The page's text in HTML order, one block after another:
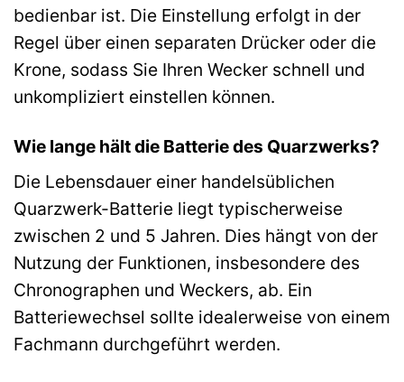
bedienbar ist. Die Einstellung erfolgt in der
Regel über einen separaten Drücker oder die
Krone, sodass Sie Ihren Wecker schnell und
unkompliziert einstellen können.
Wie lange hält die Batterie des Quarzwerks?
Die Lebensdauer einer handelsüblichen
Quarzwerk-Batterie liegt typischerweise
zwischen 2 und 5 Jahren. Dies hängt von der
Nutzung der Funktionen, insbesondere des
Chronographen und Weckers, ab. Ein
Batteriewechsel sollte idealerweise von einem
Fachmann durchgeführt werden.